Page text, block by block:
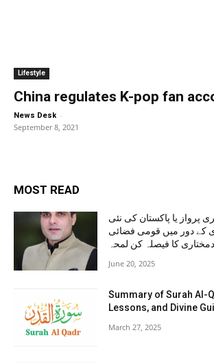
Lifestyle
China regulates K-pop fan
News Desk -
September 8, 2021
MOST READ
پرواز یا پاکستان کی نئی
کے دور میں قومی فضائی
کا فیصلہ کن لمحہ
June 20, 2025
Summary of Surah Al-
Lessons, and Divine
March 27, 2025